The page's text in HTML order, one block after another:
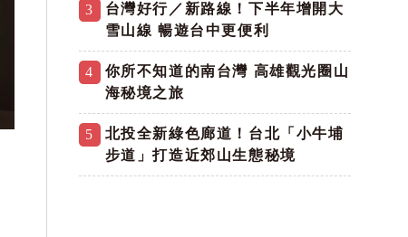
3
台灣好行／新路線！下半年增開大
雪山線 暢遊台中更便利
4
你所不知道的南台灣 高雄觀光圈山
海秘境之旅
5
北投全新綠色廊道！台北「小牛埔
步道」打造近郊山生態秘境